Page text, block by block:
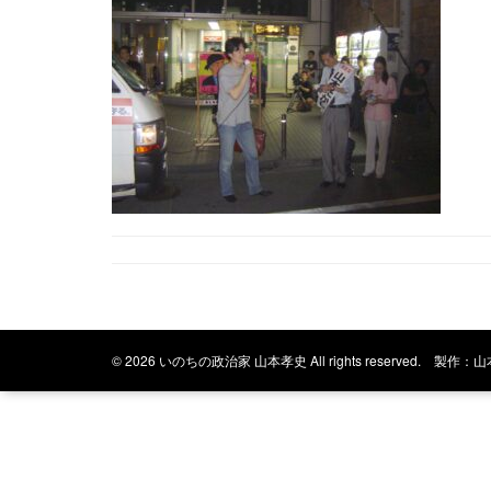
© 2026 いのちの政治家 山本孝史 All rights reserved. 製作：山